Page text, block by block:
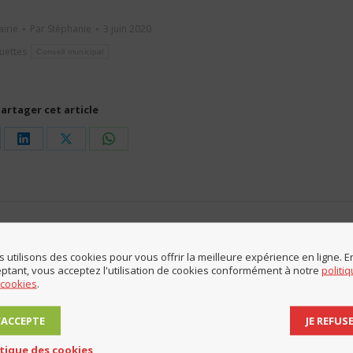
cet article
Share
Share
Share
Onglet
Déchetteries : accès sans rendez-
vous
utilisons des cookies pour vous offrir la meilleure expérience en ligne.
vous acceptez l'utilisation de cookies conformément à notre
.
JE REFUSE
des cookies